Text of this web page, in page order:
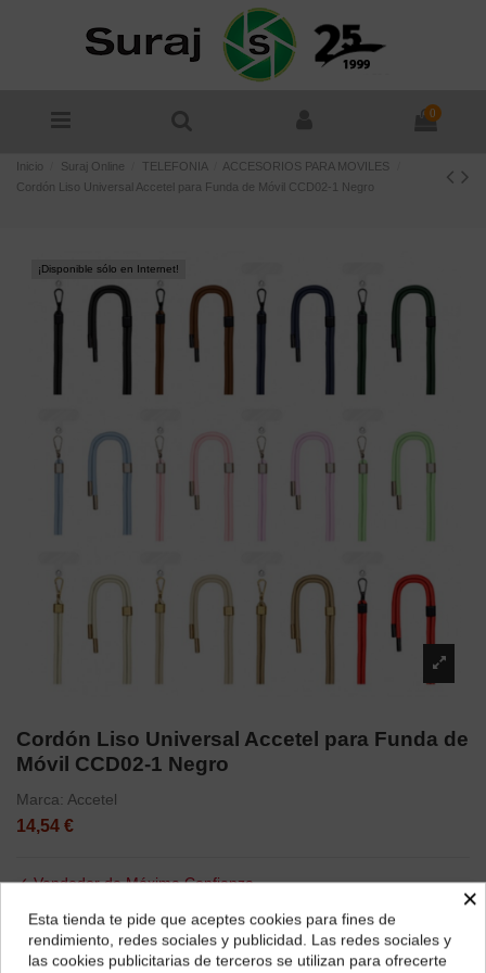
0
Inicio Suraj Online TELEFONIA
ACCESORIOS PARA MOVILES
Cordón Liso Universal Accetel para Funda de Móvil CCD02-1 Negro
¡Disponible sólo en Internet!
Cordón Liso Universal Accetel para Funda de
Móvil CCD02-1 Negro
Marca: Accetel
14,54 €
✓ Vendedor de Máxima Confianza
✓ Compradores Frecuentes lo Recomiendan
✓ Elección Segura
¿Dónde deseas recibir tu pedido?
×
Esta tienda te pide que aceptes cookies para fines de
rendimiento, redes sociales y publicidad. Las redes sociales y
las cookies publicitarias de terceros se utilizan para ofrecerte